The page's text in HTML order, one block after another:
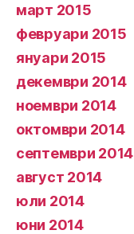
март 2015
февруари 2015
януари 2015
декември 2014
ноември 2014
октомври 2014
септември 2014
август 2014
юли 2014
юни 2014